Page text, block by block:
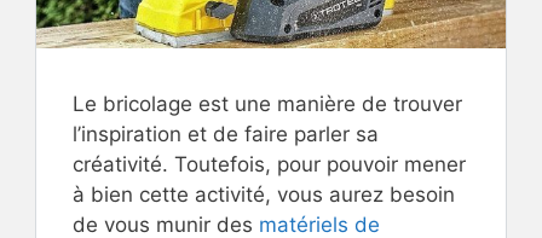
Le bricolage est une manière de trouver
l’inspiration et de faire parler sa
créativité. Toutefois, pour pouvoir mener
à bien cette activité, vous aurez besoin
de vous munir des matériels de